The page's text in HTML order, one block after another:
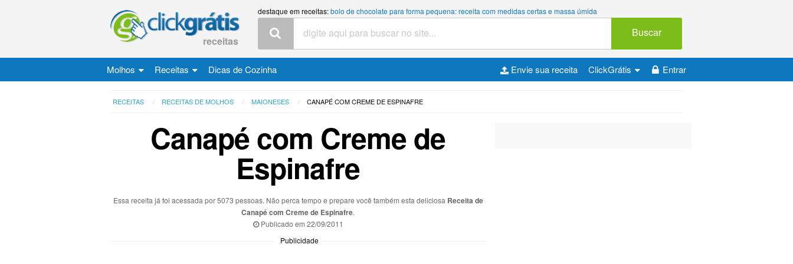
receitas
destaque em receitas:bolo de chocolate para forma pequena: receita com medidas certas e massa úmida
Buscar
Molhos Receitas Dicas de Cozinha Entrar
ClickGrátis
Envie sua receita
RECEITAS RECEITAS DE MOLHOS MAIONESES CANAPÉ COM CREME DE ESPINAFRE
Canapé com Creme de
Espinafre
Essa receita já foi acessada por 5073 pessoas. Não perca tempo e prepare você também esta deliciosa Receita de
Canapé com Creme de Espinafre.
Publicado em 22/09/2011
Publicidade